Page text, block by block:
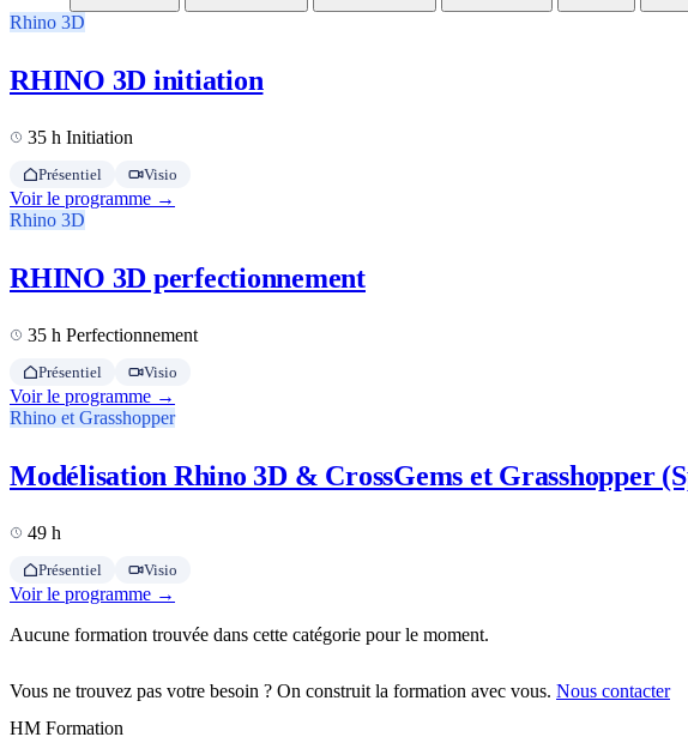
Rhino 3D
RHINO 3D initiation
35 h Initiation
Présentiel Visio
Voir le programme →
Rhino 3D
RHINO 3D perfectionnement
35 h Perfectionnement
Présentiel Visio
Voir le programme →
Rhino et Grasshopper
Modélisation Rhino 3D & CrossGems et Grasshopper
49 h
Présentiel Visio
Voir le programme →
Aucune formation trouvée dans cette catégorie pour le moment.
Vous ne trouvez pas votre besoin ? On construit la formation avec vous. Nous contacter
HM Formation